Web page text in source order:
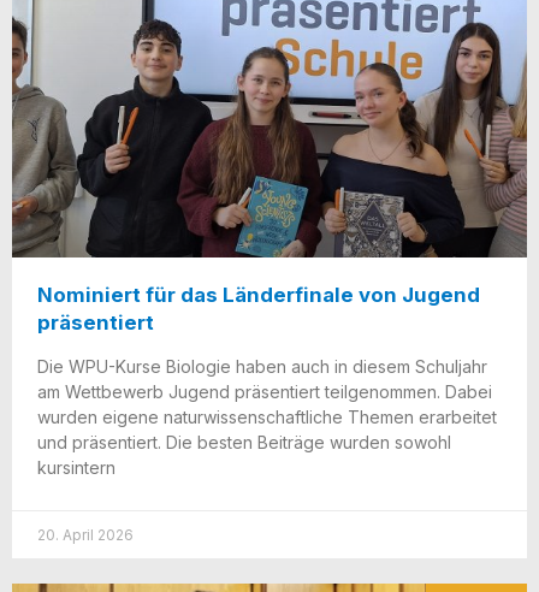
Nominiert für das Länderfinale von Jugend
präsentiert
Die WPU-Kur­­se Bio­lo­gie haben auch in die­sem Schul­jahr
am Wett­be­werb Jugend prä­sen­tiert teil­ge­nom­men. Dabei
wur­den eige­ne natur­wis­sen­schaft­li­che The­men erar­bei­tet
und prä­sen­tiert. Die bes­ten Bei­trä­ge wur­den sowohl
kursintern
20. April 2026